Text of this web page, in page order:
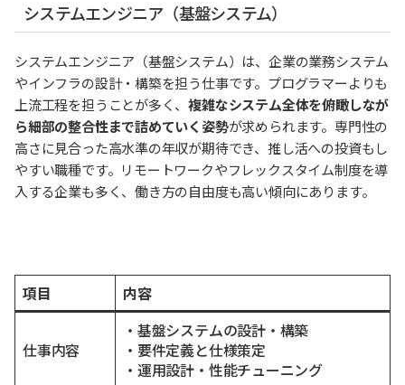
システムエンジニア（基盤システム）
システムエンジニア（基盤システム）は、企業の業務システム
やインフラの設計・構築を担う仕事です。プログラマーよりも
上流工程を担うことが多く、複雑なシステム全体を俯瞰しなが
ら細部の整合性まで詰めていく姿勢が求められます。専門性の
高さに見合った高水準の年収が期待でき、推し活への投資もし
やすい職種です。リモートワークやフレックスタイム制度を導
入する企業も多く、働き方の自由度も高い傾向にあります。
項目 内容
仕事内容
・基盤システムの設計・構築
・要件定義と仕様策定
・運用設計・性能チューニング